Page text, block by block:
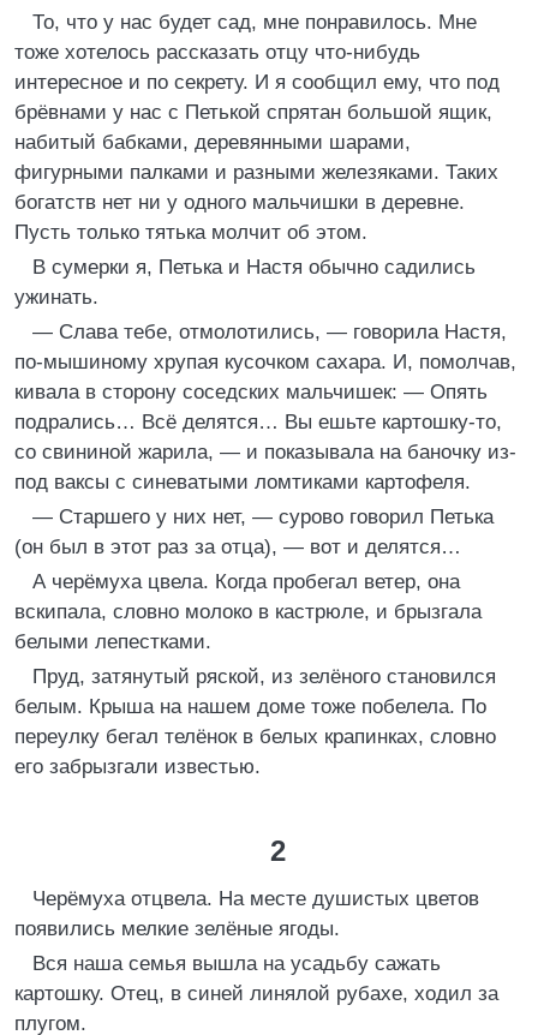
То, что у нас будет сад, мне понравилось. Мне
тоже хотелось рассказать отцу что-нибудь
интересное и по секрету. И я сообщил ему, что под
брёвнами у нас с Петькой спрятан большой ящик,
набитый бабками, деревянными шарами,
фигурными палками и разными железяками. Таких
богатств нет ни у одного мальчишки в деревне.
Пусть только тятька молчит об этом.
В сумерки я, Петька и Настя обычно садились
ужинать.
— Слава тебе, отмолотились, — говорила Настя,
по-мышиному хрупая кусочком сахара. И, помолчав,
кивала в сторону соседских мальчишек: — Опять
подрались… Всё делятся… Вы ешьте картошку-то,
со свининой жарила, — и показывала на баночку из-
под ваксы с синеватыми ломтиками картофеля.
— Старшего у них нет, — сурово говорил Петька
(он был в этот раз за отца), — вот и делятся…
А черёмуха цвела. Когда пробегал ветер, она
вскипала, словно молоко в кастрюле, и брызгала
белыми лепестками.
Пруд, затянутый ряской, из зелёного становился
белым. Крыша на нашем доме тоже побелела. По
переулку бегал телёнок в белых крапинках, словно
его забрызгали известью.
2
Черёмуха отцвела. На месте душистых цветов
появились мелкие зелёные ягоды.
Вся наша семья вышла на усадьбу сажать
картошку. Отец, в синей линялой рубахе, ходил за
плугом.